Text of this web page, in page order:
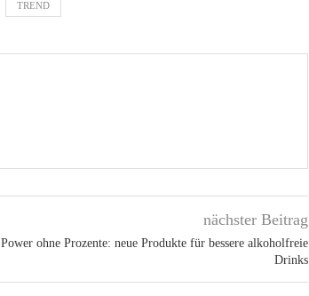
TREND
nächster Beitrag
Power ohne Prozente: neue Produkte für bessere alkoholfreie
Drinks